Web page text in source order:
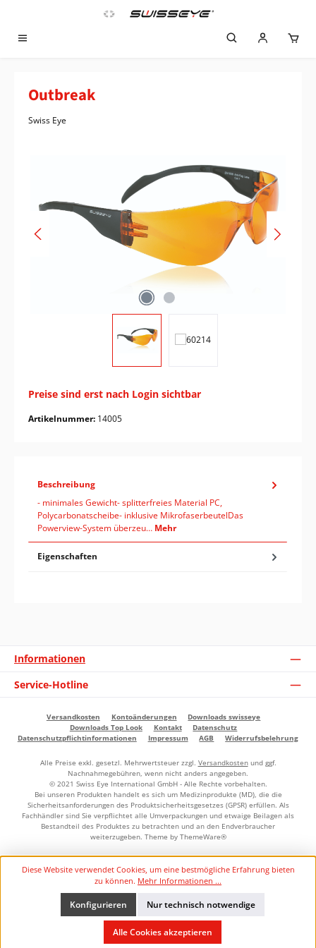
Zum Hauptinhalt springen
Outbreak
Swiss Eye
Preise sind erst nach Login sichtbar
Artikelnummer: 14005
Beschreibung
- minimales Gewicht- splitterfreies Material PC,
Polycarbonatscheibe- inklusive MikrofaserbeutelDas
Powerview-System überzeu… Mehr
Eigenschaften
Informationen
Service-Hotline
Versandkosten Kontoänderungen
Downloads swisseye
Downloads Top Look
Kontakt
Datenschutz
Datenschutzpflichtinformationen
Impressum AGB Widerrufsbelehrung
Alle Preise exkl. gesetzl. Mehrwertsteuer zzgl. Versandkostenund ggf.
Nachnahmegebühren, wenn nicht anders angegeben.
© 2021 Swiss Eye International GmbH - Alle Rechte vorbehalten.
Bei unseren Produkten handelt es sich um Medizinprodukte (MD), die die
Sicherheitsanforderungen des Produktsicherheitsgesetzes (GPSR) erfüllen. Als
Fachhändler sind Sie verpflichtet alle Umverpackungen und etwaige Beilagen als
Bestandteil des Produktes zu betrachten und an den Endverbraucher
weiterzugeben. Theme by ThemeWare®
Diese Website verwendet Cookies, um eine bestmögliche Erfahrung bieten
zu können. Mehr Informationen ...
Nur technisch notwendige
Konfigurieren
Alle Cookies akzeptieren